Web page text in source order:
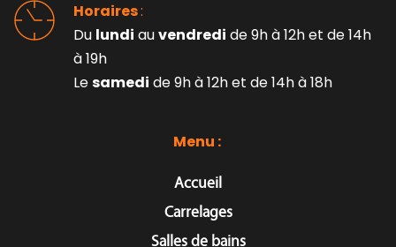
Menu :
Accueil
Carrelages
Salles de bains
Horaires :
Du lundi au vendredi de 9h à 12h et de 14h
à 19h
Le samedi de 9h à 12h et de 14h à 18h